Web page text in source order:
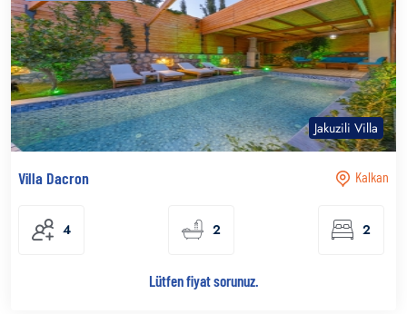
Jakuzili Villa
Kalkan
Villa Dacron
4 2 2
Lütfen fiyat sorunuz.